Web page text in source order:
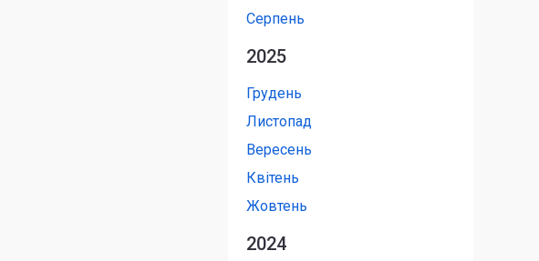
Серпень
2025
Грудень
Листопад
Вересень
Квітень
Жовтень
2024